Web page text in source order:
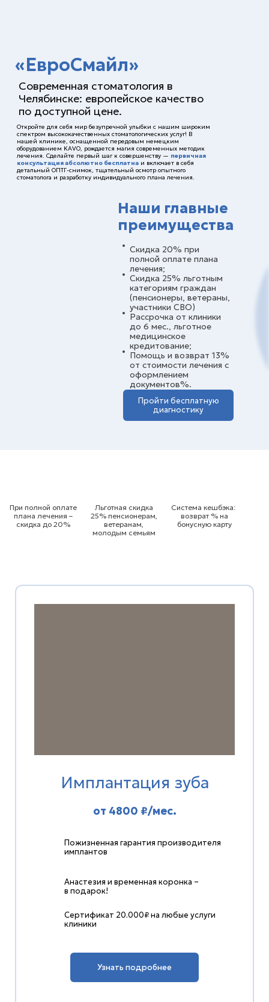
Скидка 20% при
полной оплате плана
лечения;
Скидка 25% льготным
категориям граждан
(пенсионеры, ветераны,
участники СВО)
Рассрочка от клиники
до 6 мес., льготное
медицинское
кредитование;
Помощь и возврат 13%
от стоимости лечения с
оформлением
документов%.
Наши главные
преимущества
Пройти бесплатную
диагностику
Откройте для себя мир безупречной улыбки с нашим широким
спектром высококачественных стоматологических услуг! В
нашей клинике, оснащенной передовым немецким
оборудованием KAVO, рождается магия современных методик
лечения. Сделайте первый шаг к совершенству — первичная
консультация абсолютно бесплатна и включает в себя
детальный ОПТГ-снимок, тщательный осмотр опытного
стоматолога и разработку индивидуального плана лечения.
Современная стоматология в
Челябинске: европейское качество
по доступной цене.
«ЕвроСмайл»
Льготная скидка
25% пенсионерам,
ветеранам,
молодым семьям
Система кешбэка:
возврат % на
бонусную карту
При полной оплате
плана лечения –
скидка до 20%
Имплантация зуба
от 4800 ₽/мес.
Пожизненная гарантия производителя
имплантов
Анастезия и временная коронка –
в подарок!
Сертификат 20.000₽ на любые услуги
клиники
Узнать подробнее